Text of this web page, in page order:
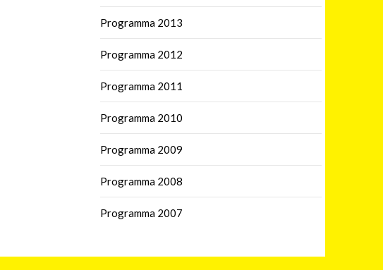
Programma 2013
Programma 2012
Programma 2011
Programma 2010
Programma 2009
Programma 2008
Programma 2007